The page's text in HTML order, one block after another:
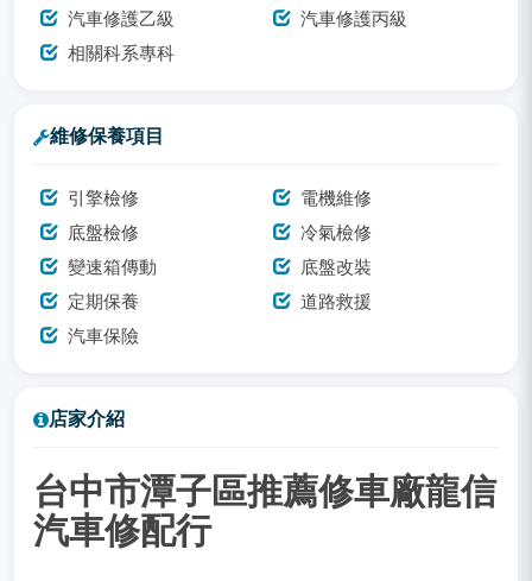
汽車修護乙級
汽車修護丙級
相關科系專科
維修保養項目
引擎檢修
電機維修
底盤檢修
冷氣檢修
變速箱傳動
底盤改裝
定期保養
道路救援
汽車保險
店家介紹
台中市潭子區推薦修車廠龍信
汽車修配行